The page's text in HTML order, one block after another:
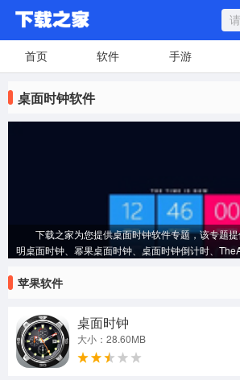
首页 软件 手游
桌面时钟软件
下载之家为您提供桌面时钟软件专题，该专题
明桌面时钟、幂果桌面时钟、桌面时钟倒计时、
行挑选下载，让您更好的提升您的使用体验~
苹果软件
桌面时钟
大小：28.60MB